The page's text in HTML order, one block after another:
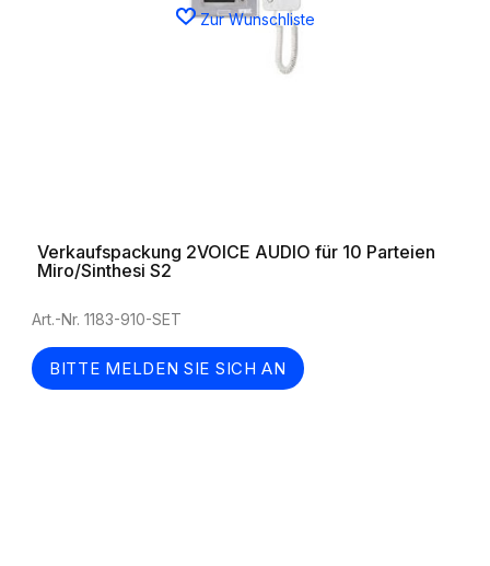
Zur Wunschliste
Verkaufspackung 2VOICE AUDIO für 10 Parteien
Miro/Sinthesi S2
Art.-Nr. 1183-910-SET
BITTE MELDEN SIE SICH AN